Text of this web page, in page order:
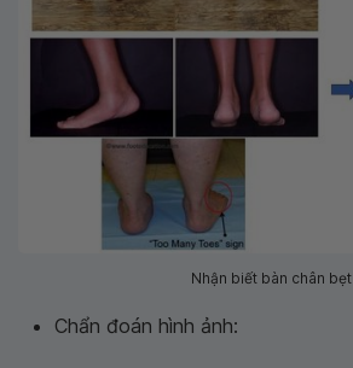
Nhận biết bàn chân bẹt
Chẩn đoán hình ảnh: